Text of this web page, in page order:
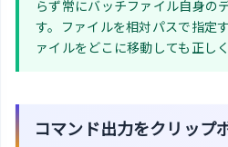
らず常にバッチファイル自身の
す。ファイルを相対パスで指定
ァイルをどこに移動しても正し
コマンド出力をクリップ